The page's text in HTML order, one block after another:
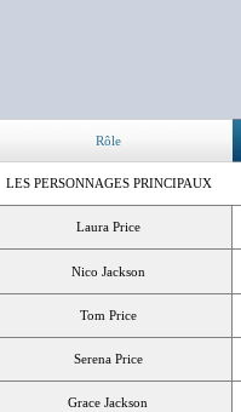
Rôle
LES PERSONNAGES PRINCIPAUX
Laura Price
Nico Jackson
Tom Price
Serena Price
Grace Jackson